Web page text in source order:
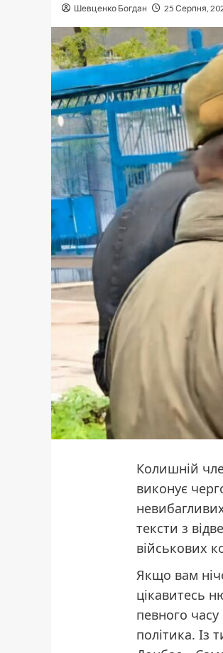
Шевценко Богдан 25 Серпня,
Колишній
виконує
тексти з
військових
Якщо вам
цікавитесь
певного
політика. Із